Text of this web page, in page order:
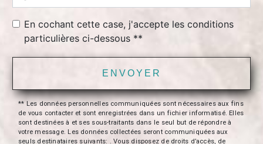
En cochant cette case, j'accepte les conditions
particulières ci-dessous **
ENVOYER
** Les données personnelles communiquées sont nécessaires aux fins
de vous contacter et sont enregistrées dans un fichier informatisé. Elles
sont destinées à et ses sous-traitants dans le seul but de répondre à
votre message. Les données collectées seront communiquées aux
seuls destinataires suivants: . Vous disposez de droits d’accès, de